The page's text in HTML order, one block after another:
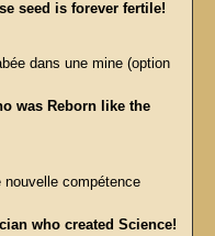
seed is forever fertile!
dans une mine (option
was Reborn like the
nouvelle compétence
who created Science!